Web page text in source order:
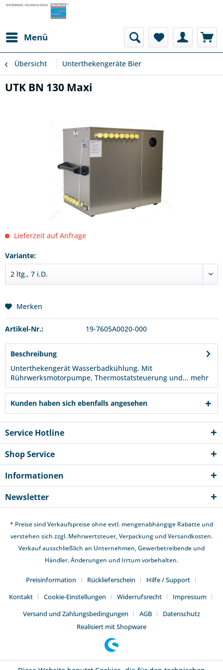
Menü
Übersicht Unterthekengeräte Bier
UTK BN 130 Maxi
Lieferzeit auf Anfrage
Variante:
Merken
Artikel-Nr.: 19-7605A0020-000
Beschreibung
Unterthekengerät Wasserbadkühlung. Mit
Rührwerksmotorpumpe, Thermostatsteuerung und... mehr
Kunden haben sich ebenfalls angesehen
Service Hotline
Shop Service
Informationen
Newsletter
* Preise sind Verkaufspreise ohne evtl. mengenabhängige Rabatte und
verstehen sich zzgl. Mehrwertsteuer,Verpackung und Versandkosten.
Verkauf ausschließlich an Unternehmen, Gewerbetreibende und
Händler. Änderungen und Irrtum vorbehalten.
Preisinformation Rücklieferschein
Hilfe / Support
Kontakt
Cookie-Einstellungen Widerrufsrecht
Impressum
Versand und Zahlungsbedingungen
AGB
Datenschutz
Realisiert mit Shopware